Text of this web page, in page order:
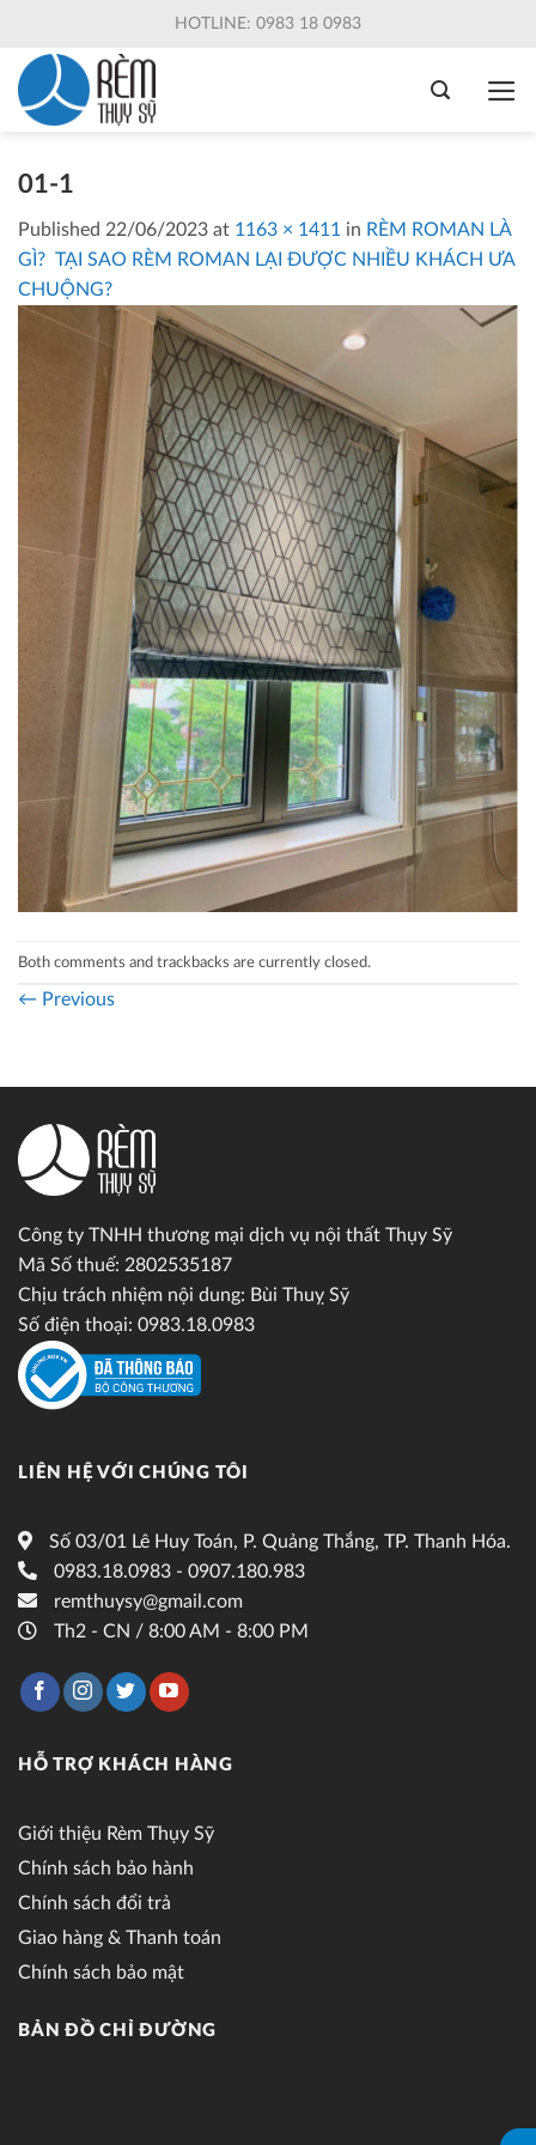
content
HOTLINE: 0983 18 0983
01-1
Published 22/06/2023 at 1163 × 1411 in RÈM ROMAN LÀ
GÌ? TẠI SAO RÈM ROMAN LẠI ĐƯỢC NHIỀU KHÁCH ƯA
CHUỘNG?
Both comments and trackbacks are currently closed.
← Previous
Công ty TNHH thương mại dịch vụ nội thất Thụy Sỹ
Mã Số thuế: 2802535187
Chịu trách nhiệm nội dung: Bùi Thuỵ Sỹ
Số điện thoại: 0983.18.0983
LIÊN HỆ VỚI CHÚNG TÔI
Số 03/01 Lê Huy Toán, P. Quảng Thắng, TP. Thanh Hóa.
0983.18.0983 - 0907.180.983
remthuysy@gmail.com
Th2 - CN / 8:00 AM - 8:00 PM
HỖ TRỢ KHÁCH HÀNG
Giới thiệu Rèm Thụy Sỹ
Chính sách bảo hành
Chính sách đổi trả
Giao hàng & Thanh toán
Chính sách bảo mật
BẢN ĐỒ CHỈ ĐƯỜNG